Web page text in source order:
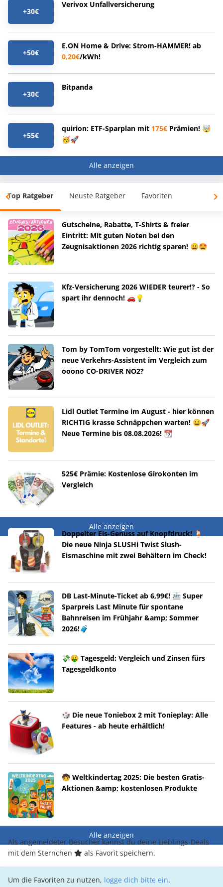
+30€
Verivox Unfallversicherung
+50€
E.ON Home & Drive: Strom-HAMMER! ab
0,20€/kWh!
+30€
Bitpanda
+55€
quirion: ETF-Sparplan mit 175€ Prämien! 🤯
🥳🚀
Alle anzeigen
Top Ratgeber Neuste Ratgeber Favoriten
Gutscheine, Rabatte, T-Shirts & freier
Eintritt: Mit guten Noten bei den
Zeugnisaktionen 2026 richtig sparen! 😀🤩
Kfz-Versicherung 2026 WIEDER teurer!? - So
spart ihr dennoch! 🚗💡
Tom by TomTom vorgestellt: Wie gut ist der
neue Verkehrs-Assistent im Vergleich zum
ooono CO-DRIVER NO2?
Lidl Outlet Termine im August - hier können
RICHTIG krasse Schnäppchen warten! 😀🚀
Neue Termine bis 08.08.2026! 📆
525€ Prämie: Kostenlose Girokonten im
Vergleich
Alle anzeigen
Doppelter Eis-Genuss auf Knopfdruck! 🍹
Die neue Ninja SLUSHi Twist Slush-
Eismaschine mit zwei Behältern im Check!
DB Last-Minute-Ticket ab 6,99€! 🚈 Super
Sparpreis Last Minute für spontane
Bahnreisen im Frühjahr &amp; Sommer
2026!🧳
💸🤑 Tagesgeld: Vergleich und Zinsen fürs
Tagesgeldkonto
🎲 Die neue Toniebox 2 mit Tonieplay: Alle
Features - ab heute erhältlich!
🧒 Weltkindertag 2025: Die besten Gratis-
Aktionen &amp; kostenlosen Produkte
Alle anzeigen
Als angemeldeter Besucher kannst du deine Lieblings-Deals
mit dem Sternchen
als Favorit speichern.
Um die Favoriten zu nutzen, logge dich bitte ein.